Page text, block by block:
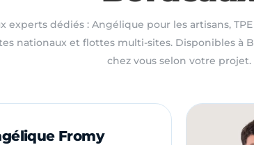
experts dédiés : Angélique pour les artisans,
nationaux et flottes multi-sites. Disponibles à
chez vous selon votre projet.
Fromy